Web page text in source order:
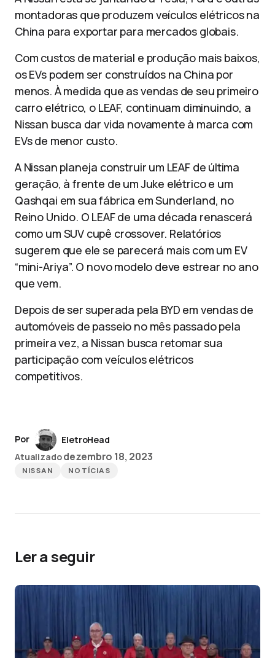
montadoras que produzem veículos elétricos na
China para exportar para mercados globais.
Com custos de material e produção mais baixos,
os EVs podem ser construídos na China por
menos. À medida que as vendas de seu primeiro
carro elétrico, o LEAF, continuam diminuindo, a
Nissan busca dar vida novamente à marca com
EVs de menor custo.
A Nissan planeja construir um LEAF de última
geração, à frente de um Juke elétrico e um
Qashqai em sua fábrica em Sunderland, no
Reino Unido. O LEAF de uma década renascerá
como um SUV cupê crossover. Relatórios
sugerem que ele se parecerá mais com um EV
“mini-Ariya”. O novo modelo deve estrear no ano
que vem.
Depois de ser superada pela BYD em vendas de
automóveis de passeio no mês passado pela
primeira vez, a Nissan busca retomar sua
participação com veículos elétricos
competitivos.
Por
EletroHead
Atualizadodezembro 18, 2023
NISSAN NOTÍCIAS
Ler a seguir